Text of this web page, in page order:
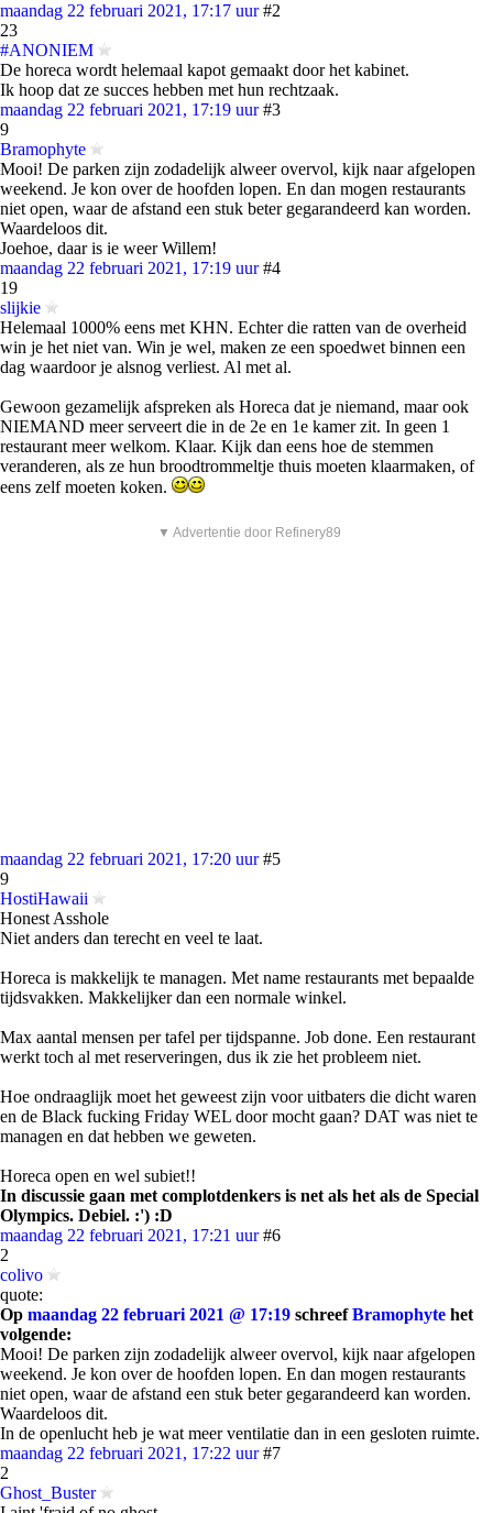
maandag 22 februari 2021, 17:17 uur #2
23
#ANONIEM
De horeca wordt helemaal kapot gemaakt door het kabinet.
Ik hoop dat ze succes hebben met hun rechtzaak.
maandag 22 februari 2021, 17:19 uur #3
9
Bramophyte
Mooi! De parken zijn zodadelijk alweer overvol, kijk naar afgelopen
weekend. Je kon over de hoofden lopen. En dan mogen restaurants
niet open, waar de afstand een stuk beter gegarandeerd kan worden.
Waardeloos dit.
Joehoe, daar is ie weer Willem!
maandag 22 februari 2021, 17:19 uur #4
19
slijkie
Helemaal 1000% eens met KHN. Echter die ratten van de overheid
win je het niet van. Win je wel, maken ze een spoedwet binnen een
dag waardoor je alsnog verliest. Al met al.
Gewoon gezamelijk afspreken als Horeca dat je niemand, maar ook
NIEMAND meer serveert die in de 2e en 1e kamer zit. In geen 1
restaurant meer welkom. Klaar. Kijk dan eens hoe de stemmen
veranderen, als ze hun broodtrommeltje thuis moeten klaarmaken, of
eens zelf moeten koken.
▼ Advertentie door Refinery89
maandag 22 februari 2021, 17:20 uur #5
9
HostiHawaii
Honest Asshole
Niet anders dan terecht en veel te laat.
Horeca is makkelijk te managen. Met name restaurants met bepaalde
tijdsvakken. Makkelijker dan een normale winkel.
Max aantal mensen per tafel per tijdspanne. Job done. Een restaurant
werkt toch al met reserveringen, dus ik zie het probleem niet.
Hoe ondraaglijk moet het geweest zijn voor uitbaters die dicht waren
en de Black fucking Friday WEL door mocht gaan? DAT was niet te
managen en dat hebben we geweten.
Horeca open en wel subiet!!
In discussie gaan met complotdenkers is net als het als de Special
Olympics. Debiel. :') :D
maandag 22 februari 2021, 17:21 uur #6
2
colivo
quote:
Op maandag 22 februari 2021 @ 17:19 schreefBramophyte het
volgende:
Mooi! De parken zijn zodadelijk alweer overvol, kijk naar afgelopen
weekend. Je kon over de hoofden lopen. En dan mogen restaurants
niet open, waar de afstand een stuk beter gegarandeerd kan worden.
Waardeloos dit.
In de openlucht heb je wat meer ventilatie dan in een gesloten ruimte.
maandag 22 februari 2021, 17:22 uur #7
2
Ghost_Buster